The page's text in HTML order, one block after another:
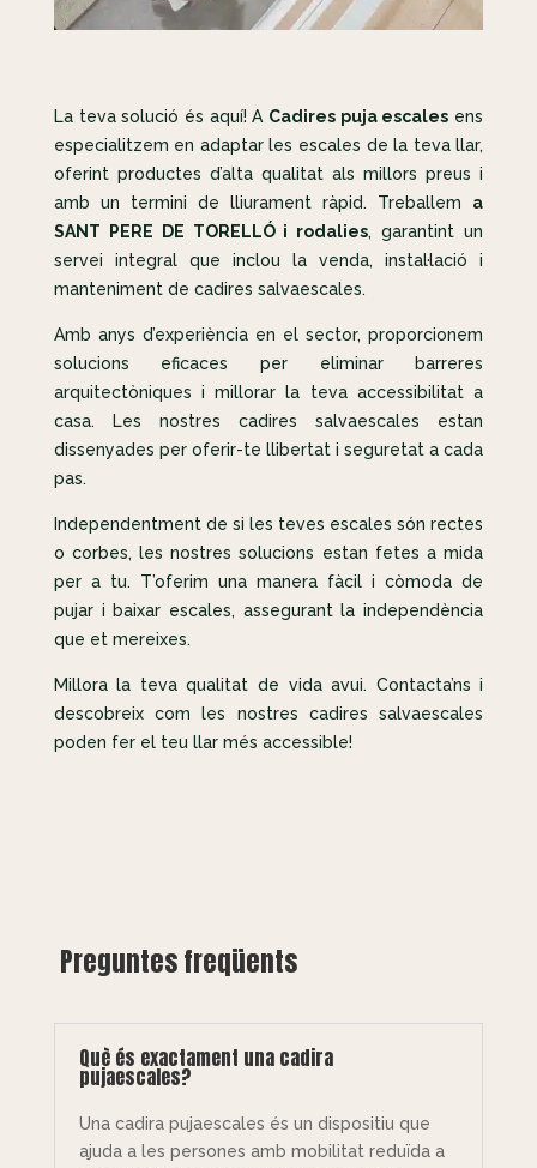
La teva solució és aquí! A Cadires puja escales ens
especialitzem en adaptar les escales de la teva llar,
oferint productes d’alta qualitat als millors preus i
amb un termini de lliurament ràpid. Treballem a
SANT PERE DE TORELLÓ i rodalies, garantint un
servei integral que inclou la venda, instal·lació i
manteniment de cadires salvaescales.
Amb anys d’experiència en el sector, proporcionem
solucions eficaces per eliminar barreres
arquitectòniques i millorar la teva accessibilitat a
casa. Les nostres cadires salvaescales estan
dissenyades per oferir-te llibertat i seguretat a cada
pas.
Independentment de si les teves escales són rectes
o corbes, les nostres solucions estan fetes a mida
per a tu. T’oferim una manera fàcil i còmoda de
pujar i baixar escales, assegurant la independència
que et mereixes.
Millora la teva qualitat de vida avui. Contacta’ns i
descobreix com les nostres cadires salvaescales
poden fer el teu llar més accessible!
Preguntes freqüents
Què és exactament una cadira
pujaescales?
Una cadira pujaescales és un dispositiu que
ajuda a les persones amb mobilitat reduïda a